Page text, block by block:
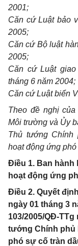
2001;
Căn cứ Luật bảo
2005;
Căn cứ Bộ luật
2005;
Căn cứ Luật
tháng 6 năm 2004;
Căn cứ Luật biển
Theo đề nghị
Môi trường và Ủy
Thủ tướng Chính
hoạt động ứng
Điều 1. Ban hành
hoạt động ứng
Điều 2. Quyết
ngày 01 tháng 3
103/2005/QĐ-
tướng Chính phủ
phó sự cố tràn